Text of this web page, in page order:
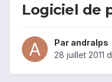
Logiciel de
Par andralps
28 juillet 2011